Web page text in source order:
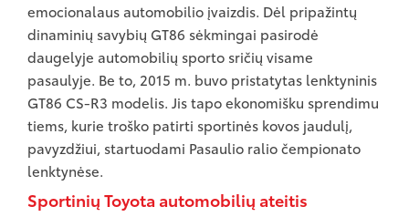
emocionalaus automobilio įvaizdis. Dėl pripažintų
dinaminių savybių GT86 sėkmingai pasirodė
daugelyje automobilių sporto sričių visame
pasaulyje. Be to, 2015 m. buvo pristatytas lenktyninis
GT86 CS-R3 modelis. Jis tapo ekonomišku sprendimu
tiems, kurie troško patirti sportinės kovos jaudulį,
pavyzdžiui, startuodami Pasaulio ralio čempionato
lenktynėse.
Sportinių Toyota automobilių ateitis